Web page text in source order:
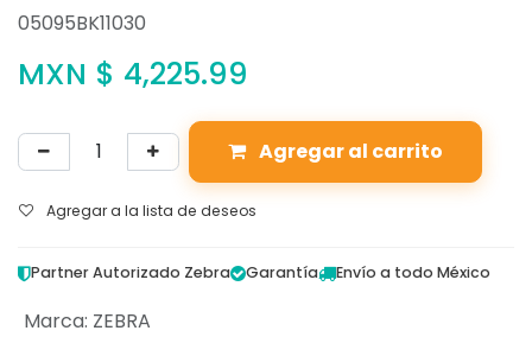
05095BK11030
MXN $ 4,225.99
Agregar al carrito
Agregar a la lista de deseos
Partner Autorizado Zebra Garantía Envío a todo México
Marca: ZEBRA